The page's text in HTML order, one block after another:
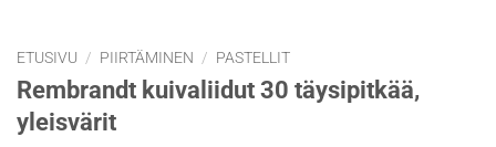
ETUSIVU / PIIRTÄMINEN / PASTELLIT
Rembrandt kuivaliidut 30 täysipitkää,
yleisvärit